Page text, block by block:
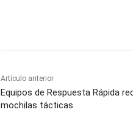
Artículo anterior
Equipos de Respuesta Rápida
mochilas tácticas